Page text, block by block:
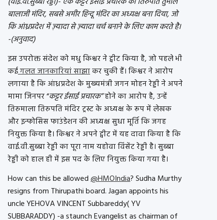
बालाजी मंदिर, सबसे अमीर हिन्दू मंदिर का अध्यक्ष बना दिया, जो
कि आंध्रप्रदेश में ज़्यादा से ज़्यादा चर्च बनाने के लिए काम करते है।
-(अनुवाद)
इस उपरोक्त संदेश को मधु किश्वर ने ट्वीट किया है, जो पहले भी
कईगलत जानकारियां साझाकर चुकी हैं। किश्वर ने आरोप
लगाया है कि आंध्रप्रदेश के मुख्यमंत्री जगन मोहन रेड्डी ने अपने
मामा जिनपर “कट्टर ईसाई प्रचारक”होने का आरोप है, उन्हें
तिरुमाला तिरुपति मंदिर ट्रस्ट के अध्यक्ष के रूप में लेखक
और इन्फोसिस फाउंडेशन की अध्यक्ष सुधा मूर्ति कि जगह
नियुक्त किया है। किश्वर ने अपने ट्वीट में यह दावा किया है कि
वाई.वी.सुब्बा रेड्डी का पूरा नाम यहोवा विंसेंट रेड्डी है। सुब्बा
रेड्डी को हाल ही में इस पद के लिए नियुक्त किया गया है।
How can this be allowed@HMOIndia? Sudha Murthy
resigns from Thirupathi board. Jagan appoints his
uncle YEHOVA VINCENT Subbareddy( YV
SUBBARADDY) -a staunch Evangelist as chairman of